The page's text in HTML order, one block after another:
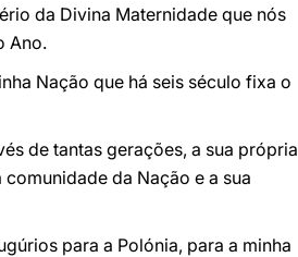
da Divina Maternidade que nós
Ano.
Nação que há seis século fixa o
de tantas gerações, a sua própria
da Nação e a sua
para a Polónia, para a minha